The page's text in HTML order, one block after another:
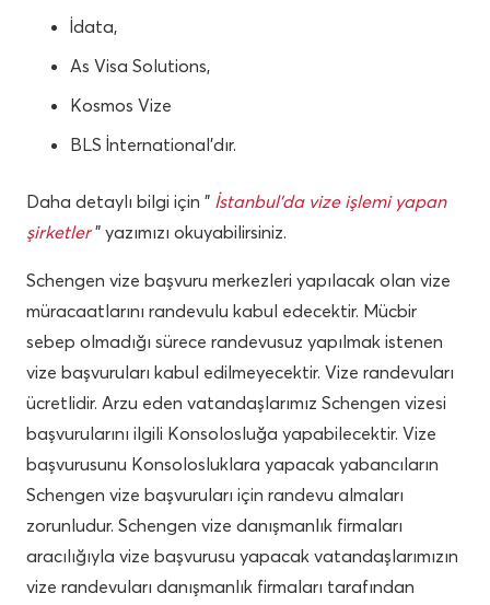
İdata,
As Visa Solutions,
Kosmos Vize
BLS İnternational’dır.
Daha detaylı bilgi için ” İstanbul’da vize işlemi yapan
şirketler” yazımızı okuyabilirsiniz.
Schengen vize başvuru merkezleri yapılacak olan vize
müracaatlarını randevulu kabul edecektir. Mücbir
sebep olmadığı sürece randevusuz yapılmak istenen
vize başvuruları kabul edilmeyecektir. Vize randevuları
ücretlidir. Arzu eden vatandaşlarımız Schengen vizesi
başvurularını ilgili Konsolosluğa yapabilecektir. Vize
başvurusunu Konsolosluklara yapacak yabancıların
Schengen vize başvuruları için randevu almaları
zorunludur. Schengen vize danışmanlık firmaları
aracılığıyla vize başvurusu yapacak vatandaşlarımızın
vize randevuları danışmanlık firmaları tarafından